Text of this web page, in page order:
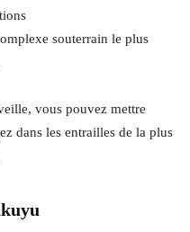
souterrain le plus
vous pouvez mettre
dans les entrailles de la plus